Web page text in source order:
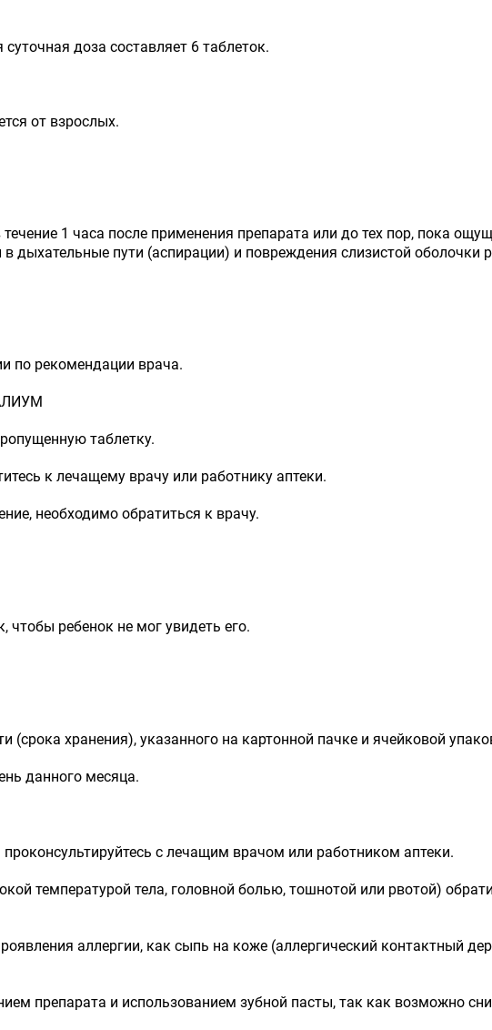
доза составляет 6 таблеток.
от взрослых.
1 часа после применения препарата или до тех пор, пока
дыхательные пути (аспирации) и повреждения слизистой оболочки
по рекомендации врача.
таблетку.
к лечащему врачу или работнику аптеки.
необходимо обратиться к врачу.
чтобы ребенок не мог увидеть его.
(срока хранения), указанного на картонной пачке и ячейковой
данного месяца.
с лечащим врачом или работником аптеки.
температурой тела, головной болью, тошнотой или рвотой)
аллергии, как сыпь на коже (аллергический контактный
препарата и использованием зубной пасты, так как возможно